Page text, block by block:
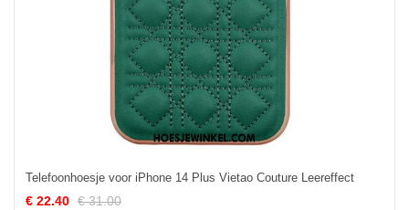
Telefoonhoesje voor iPhone 14 Plus Vietao Couture Leereffect
€ 22.40 € 31.00